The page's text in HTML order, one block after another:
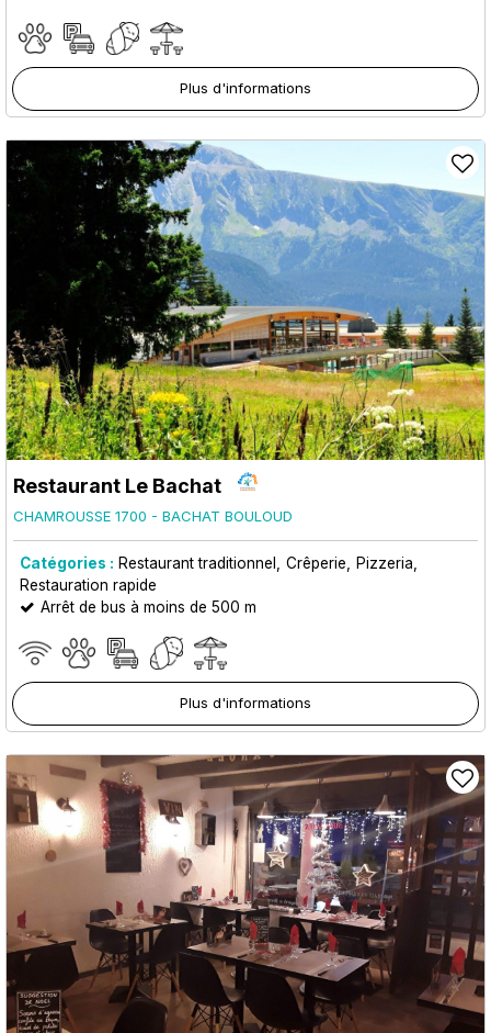
Plus d'informations
Restaurant Le Bachat
CHAMROUSSE 1700 - BACHAT BOULOUD
Catégories : Restaurant traditionnel Crêperie
Pizzeria
Restauration rapide
Arrêt de bus à moins de 500 m
Plus d'informations